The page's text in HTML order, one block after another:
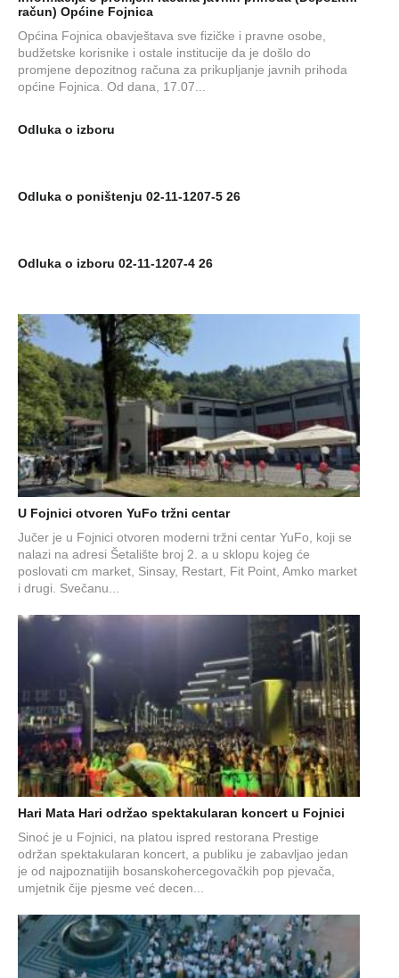
račun) Općine Fojnica
Općina Fojnica obavještava sve fizičke i pravne osobe,
budžetske korisnike i ostale institucije da je došlo do
promjene depozitnog računa za prikupljanje javnih prihoda
općine Fojnica. Od dana, 17.07...
Odluka o izboru
Odluka o poništenju 02-11-1207-5 26
Odluka o izboru 02-11-1207-4 26
U Fojnici otvoren YuFo tržni centar
Jučer je u Fojnici otvoren moderni tržni centar YuFo, koji se
nalazi na adresi Šetalište broj 2. a u sklopu kojeg će
poslovati cm market, Sinsay, Restart, Fit Point, Amko market
i drugi. Svečanu...
Hari Mata Hari održao spektakularan koncert u Fojnici
Sinoć je u Fojnici, na platou ispred restorana Prestige
održan spektakularan koncert, a publiku je zabavljao jedan
je od najpoznatijih bosanskohercegovačkih pop pjevača,
umjetnik čije pjesme već decen...